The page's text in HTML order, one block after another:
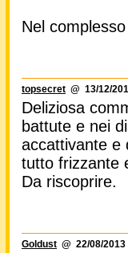
Nel
topsecret @ 13/12/
Deliziosa
battute e nei
accattivante e
tutto frizzante
Da riscoprire.
Goldust @ 22/08/